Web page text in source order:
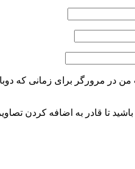
من در مرورگر برای زمانی که
تا قادر به اضافه کردن